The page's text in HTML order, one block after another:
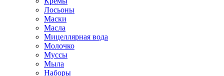
Лосьоны
Маски
Масла
Мицеллярная вода
Молочко
Муссы
Мыла
Наборы